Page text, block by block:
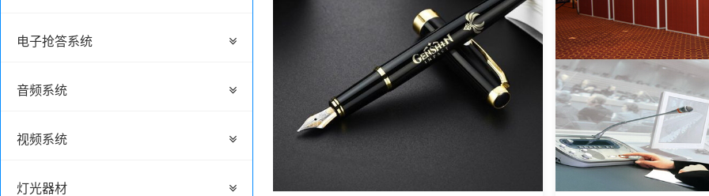
电子抢答系统
音频系统
视频系统
灯光器材